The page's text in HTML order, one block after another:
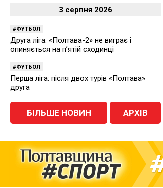
3 серпня 2026
ФУТБОЛ
Друга ліга: «Полтава-2» не виграє і
опиняється на п’ятій сходинці
ФУТБОЛ
Перша ліга: після двох турів «Полтава»
друга
БІЛЬШЕ НОВИН АРХІВ